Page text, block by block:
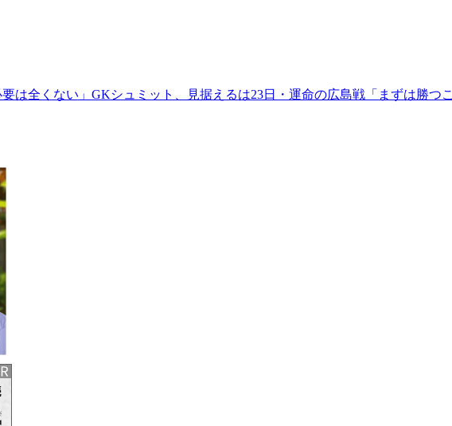
は全くない」GKシュミット、見据えるは23日・運命の広島戦「まずは勝つこ